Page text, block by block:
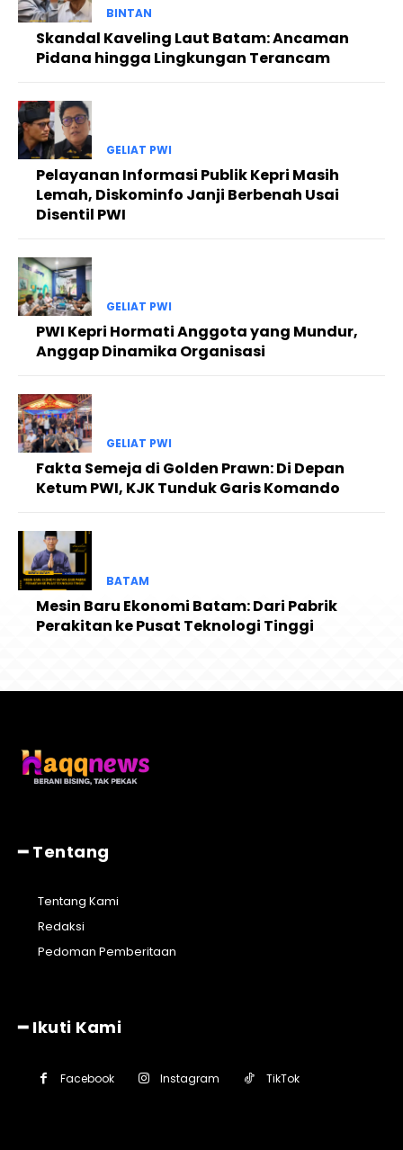
BINTAN
Skandal Kaveling Laut Batam: Ancaman
Pidana hingga Lingkungan Terancam
GELIAT PWI
Pelayanan Informasi Publik Kepri Masih
Lemah, Diskominfo Janji Berbenah Usai
Disentil PWI
GELIAT PWI
PWI Kepri Hormati Anggota yang Mundur,
Anggap Dinamika Organisasi
GELIAT PWI
Fakta Semeja di Golden Prawn: Di Depan
Ketum PWI, KJK Tunduk Garis Komando
BATAM
Mesin Baru Ekonomi Batam: Dari Pabrik
Perakitan ke Pusat Teknologi Tinggi
━ Tentang
Tentang Kami
Redaksi
Pedoman Pemberitaan
━ Ikuti Kami
Facebook Instagram TikTok